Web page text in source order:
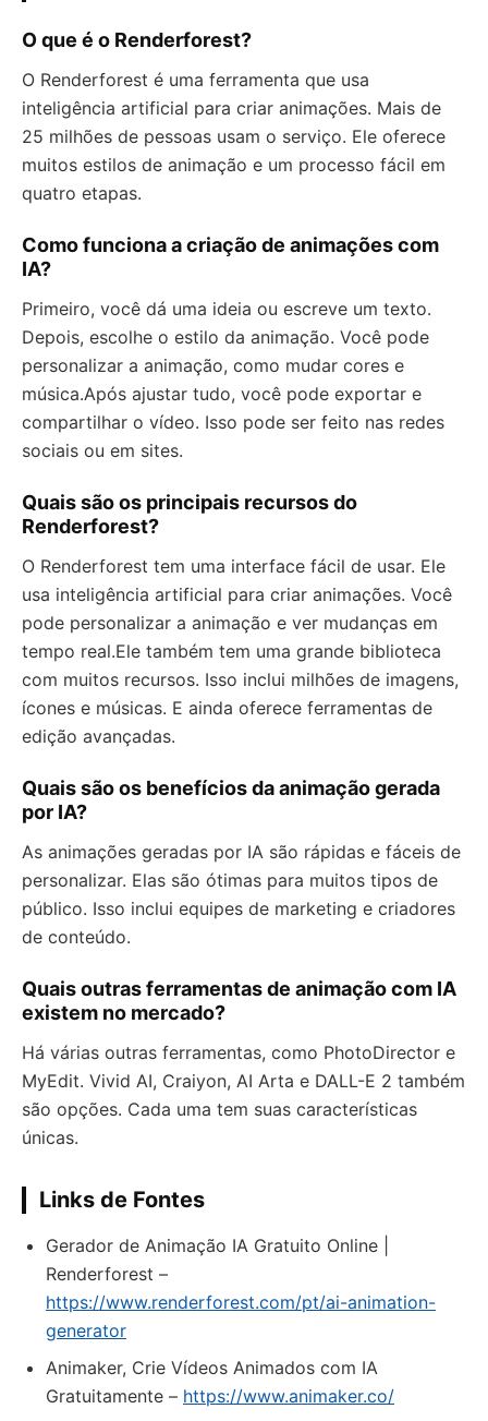
O que é o Renderforest?
O Renderforest é uma ferramenta que usa
inteligência artificial para criar animações. Mais de
25 milhões de pessoas usam o serviço. Ele oferece
muitos estilos de animação e um processo fácil em
quatro etapas.
Como funciona a criação de animações com
IA?
Primeiro, você dá uma ideia ou escreve um texto.
Depois, escolhe o estilo da animação. Você pode
personalizar a animação, como mudar cores e
música.Após ajustar tudo, você pode exportar e
compartilhar o vídeo. Isso pode ser feito nas redes
sociais ou em sites.
Quais são os principais recursos do
Renderforest?
O Renderforest tem uma interface fácil de usar. Ele
usa inteligência artificial para criar animações. Você
pode personalizar a animação e ver mudanças em
tempo real.Ele também tem uma grande biblioteca
com muitos recursos. Isso inclui milhões de imagens,
ícones e músicas. E ainda oferece ferramentas de
edição avançadas.
Quais são os benefícios da animação gerada
por IA?
As animações geradas por IA são rápidas e fáceis de
personalizar. Elas são ótimas para muitos tipos de
público. Isso inclui equipes de marketing e criadores
de conteúdo.
Quais outras ferramentas de animação com IA
existem no mercado?
Há várias outras ferramentas, como PhotoDirector e
MyEdit. Vivid AI, Craiyon, AI Arta e DALL-E 2 também
são opções. Cada uma tem suas características
únicas.
Links de Fontes
Gerador de Animação IA Gratuito Online |
Renderforest –
https://www.renderforest.com/pt/ai-animation-
generator
Animaker, Crie Vídeos Animados com IA
Gratuitamente – https://www.animaker.co/